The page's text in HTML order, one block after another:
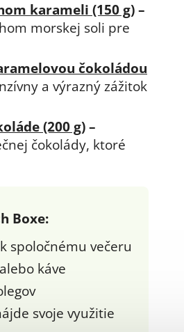
karameli (150 g) –
morskej soli pre
čokoládou
a výrazný zážitok
(200 g) –
čokolády, ktoré
Boxe:
spoločnému večeru
káve
svoje využitie